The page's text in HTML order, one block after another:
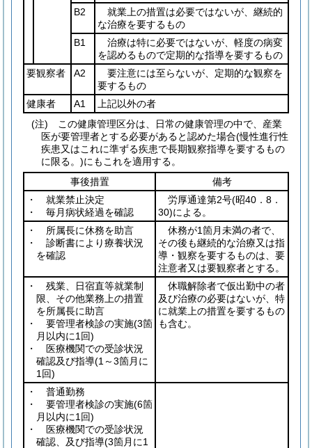
B2
就業上の措置は必要ではないが、継続的
な治療を要するもの
B1
治療は特に必要ではないが、軽度の病変
を認めるもので定期的な指導を要するもの
要観察者
A2
要注意には至らないが、定期的な観察を
要するもの
健康者
A1
上記以外の者
(注) この健康管理区分は、日常の健康管理の中で、産業
医が要管理者とする必要があると認めた場合(慢性進行性
疾患又はこれに準ずる疾患で長期観察指導を要するもの
に限る。)にもこれを適用する。
事後措置
備考
・ 就業禁止決定
・ 毎月病状経過を確認
労厚通達第2号(昭40．8．
30)による。
・ 所属長に休務を助言
・ 診断書により療養状況
を確認
休務が1箇月未満の者で、
その後も継続的な治療又は指
導・観察を要するものは、要
注意者又は要観察者とする。
・ 残業、日宿直等就業制
限、その他業務上の措置
を所属長に助言
・ 要管理者検診の実施(3箇
月以内に1回)
・ 医療機関での受診状況
確認及び指導(1～3箇月に
1回)
休職解除者で仮出勤中の者
及び治療の必要はないが、特
に就業上の措置を要するもの
も含む。
・ 普通勤務
・ 要管理者検診の実施(6箇
月以内に1回)
・ 医療機関での受診状況
確認、及び指導(3箇月に1